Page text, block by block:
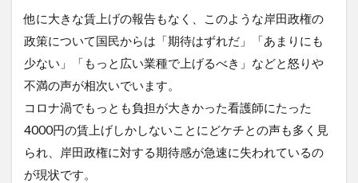
他に大きな賃上げの報告もなく、このような岸田政権の
政策について国民からは「期待はずれだ」「あまりにも
少ない」「もっと広い業種で上げるべき」などと怒りや
不満の声が相次いでいます。
コロナ渦でもっとも負担が大きかった看護師にたった
4000円の賃上げしかしないことにどケチとの声も多く見
られ、岸田政権に対する期待感が急速に失われているの
が現状です。